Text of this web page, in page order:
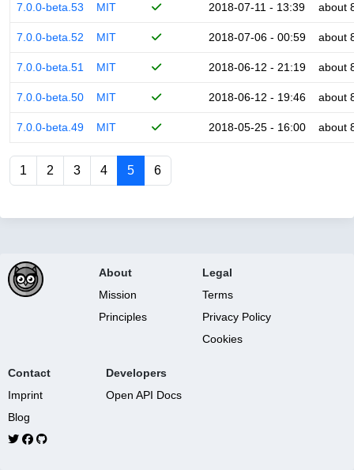
7.0.0-beta.53 MIT 2018-07-11 - 13:39 about
7.0.0-beta.52 MIT 2018-07-06 - 00:59 about
7.0.0-beta.51 MIT 2018-06-12 - 21:19 about
7.0.0-beta.50 MIT 2018-06-12 - 19:46 about
7.0.0-beta.49 MIT 2018-05-25 - 16:00 about
1 2 3 4 5 6
About
Mission
Principles
Legal
Terms
Privacy Policy
Cookies
Contact
Imprint
Blog
Developers
Open API Docs